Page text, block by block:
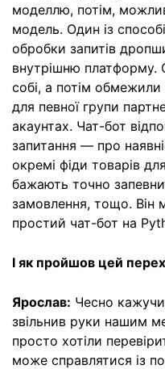
моделлю, потім,
модель. Один із
обробки запитів
внутрішню платформу.
собі, а потім
для певної групи
акаунтах. Чат-бот
запитання — про
окремі фіди товарів
бажають точно
замовлення, тощо. Він
простий чат-бот на
І як пройшов цей
Ярослав: Чесно
звільнив руки нашим
просто хотіли
може справлятися із